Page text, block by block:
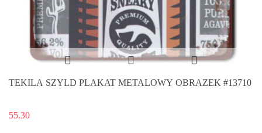
TEKILA SZYLD PLAKAT METALOWY OBRAZEK #13710
55.30